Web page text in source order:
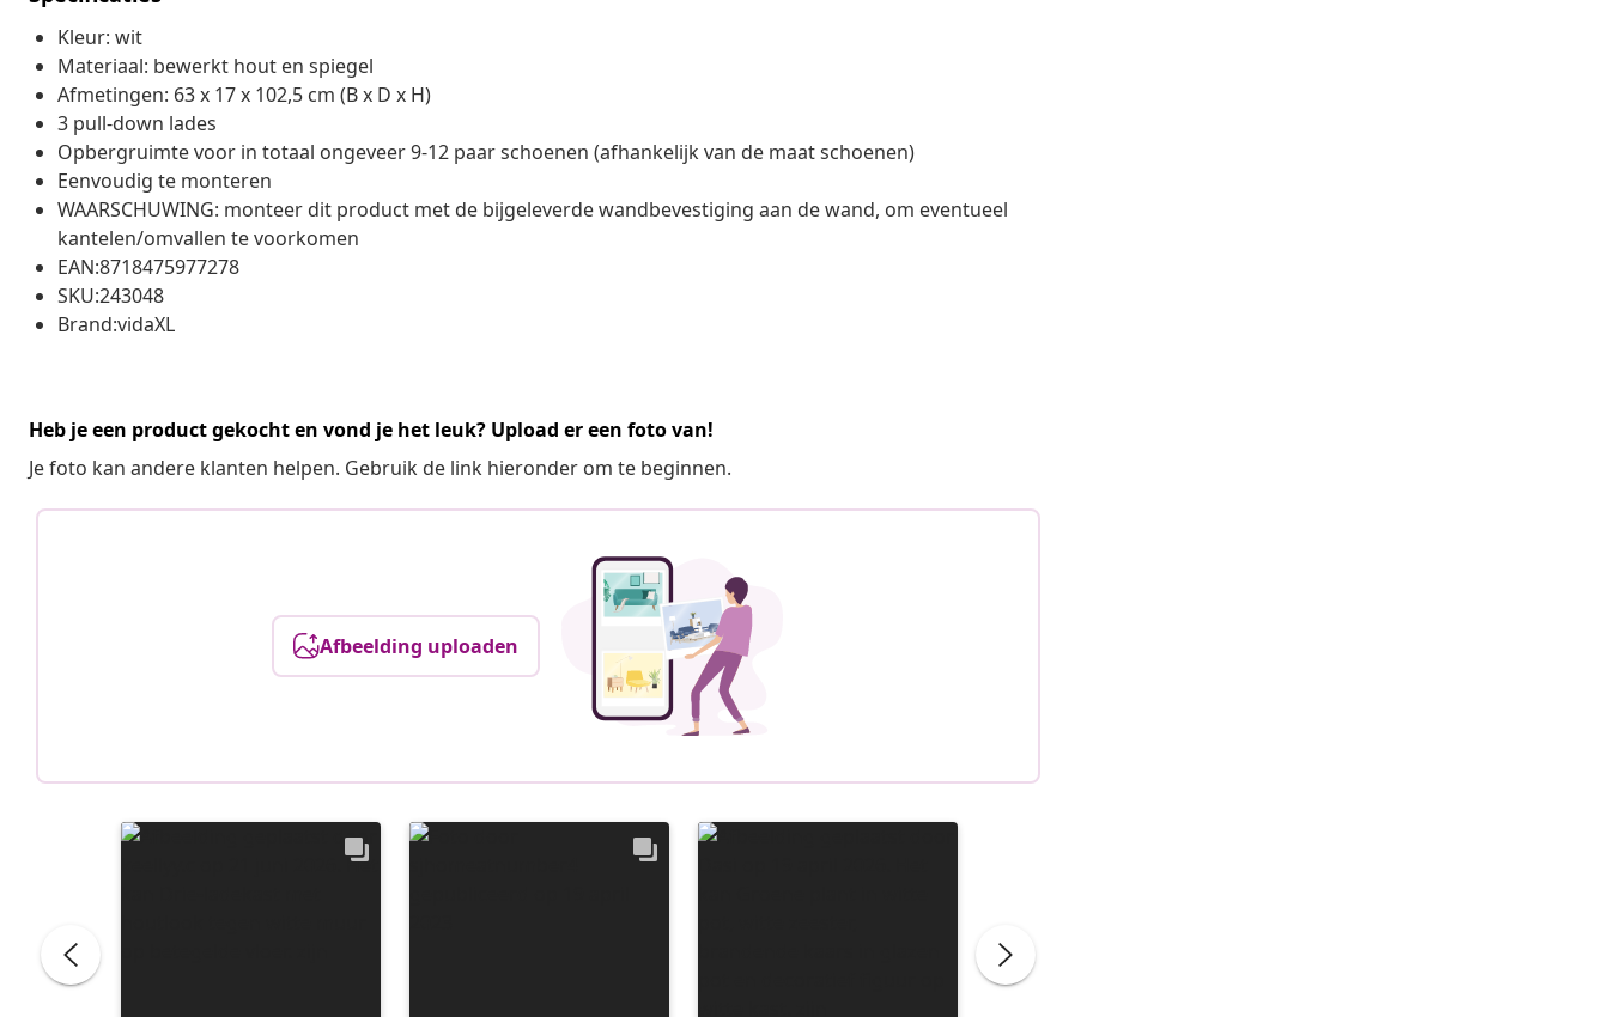
Kleur: wit
Materiaal: bewerkt hout en spiegel
Afmetingen: 63 x 17 x 102,5 cm (B x D x H)
3 pull-down lades
Opbergruimte voor in totaal ongeveer 9-12 paar schoenen (afhankelijk van de maat schoenen)
Eenvoudig te monteren
WAARSCHUWING: monteer dit product met de bijgeleverde wandbevestiging aan de wand, om eventueel
kantelen/omvallen te voorkomen
EAN:8718475977278
SKU:243048
Brand:vidaXL
Heb je een product gekocht en vond je het leuk? Upload er een foto van!
Je foto kan andere klanten helpen. Gebruik de link hieronder om te beginnen.
Afbeelding uploaden